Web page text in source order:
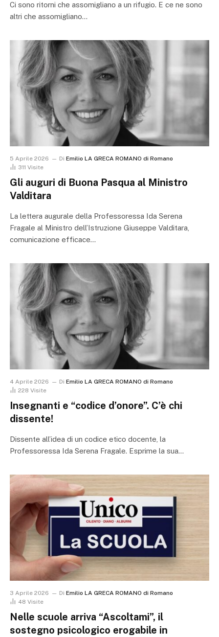
Ci sono ritorni che assomigliano a un rifugio. E ce ne sono
altri che assomigliano…
5 Aprile 2026 Di Emilio LA GRECA ROMANO di Romano
311 Visite
Gli auguri di Buona Pasqua al Ministro
Valditara
La lettera augurale della Professoressa Ida Serena
Fragale al Ministro dell’Istruzione Giuseppe Valditara,
comunicazione efficace…
4 Aprile 2026 Di Emilio LA GRECA ROMANO di Romano
228 Visite
Insegnanti e “codice d’onore”. C’è chi
dissente!
Dissente all’idea di un codice etico docente, la
Professoressa Ida Serena Fragale. Esprime la sua…
3 Aprile 2026 Di Emilio LA GRECA ROMANO di Romano
48 Visite
Nelle scuole arriva “Ascoltami”, il
sostegno psicologico erogabile in